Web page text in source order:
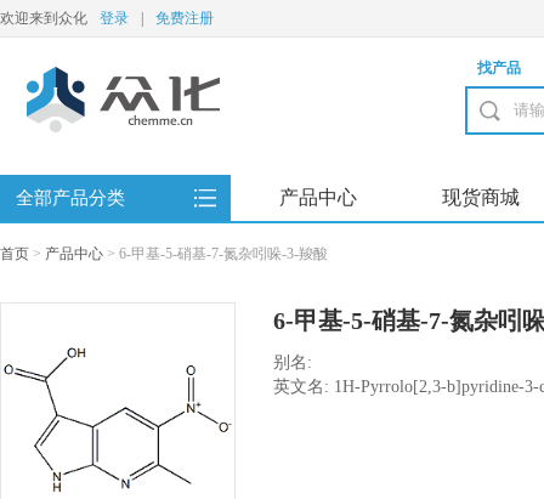
欢迎来到众化 登录 免费注册
找产品
全部产品分类 产品中心 现货商城
首页 > 产品中心 > 6-甲基-5-硝基-7-氮杂吲哚-3-羧酸
6-甲基-5-硝基-7-氮杂吲
别名:
英文名: 1H-Pyrrolo[2,3-b]pyridine-